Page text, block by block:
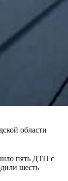
области
пять ДТП с
шесть